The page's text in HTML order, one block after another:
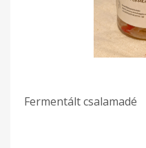
Fermentált csalamadé